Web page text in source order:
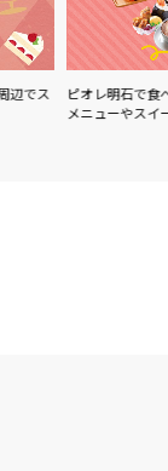
ピオレ明石で食べられる
メニューやスイーツな